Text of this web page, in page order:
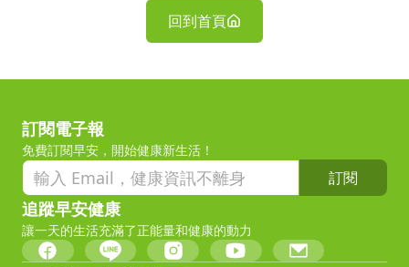
回到首頁
訂閱電子報
免費訂閱早安，開始健康新生活！
訂閱
追蹤早安健康
讓一天的生活充滿了正能量和健康的動力